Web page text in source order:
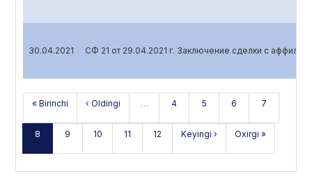
30.04.2021 СФ 21 от 29.04.2021 г. Заключение сделки с
« Birinchi ‹ Oldingi … 4 5 6 7
8 9 10 11 12 Keyingi › Oxirgi »